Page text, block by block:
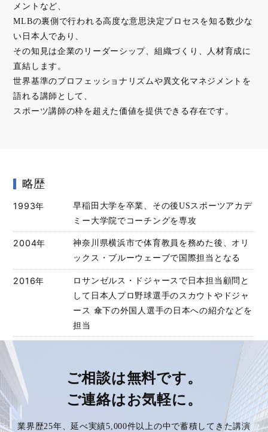
メントなど、
MLBの裏側で行われる高度な意思決定プロセスを知る数少な
い日本人であり、
その知見は企業のリーダーシップ、組織づくり、人材育成に
直結します。
世界基準のプロフェッショナリズムや異文化マネジメントを
語れる講師として、
スポーツ講師の枠を超えた価値を提供できる存在です。
略歴
1993年
早稲田大学を卒業、その後USスポーツアカデ
ミー大学院でコーチングを専攻
2004年
神奈川県横浜市で体育教員を務めた後、オリ
ックス・ブルーウェーブで国際担当となる
2016年
ロサンゼルス・ドジャースで日本担当顧問と
して日本人プロ野球選手のスカウトやドジャ
ース 傘下の外国人選手の日本への紹介などを
担当
ご相談は無料です。
ご連絡はお気軽に。
業界歴25年、延べ実績5,000件以上の中で蓄積してきた講演